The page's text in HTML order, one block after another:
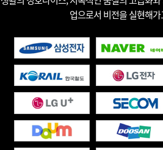
업으로서 비전을 실현해